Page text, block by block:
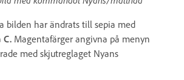
bilden har ändrats till sepia med
C. Magentafärger angivna på menyn
med skjutreglaget Nyans